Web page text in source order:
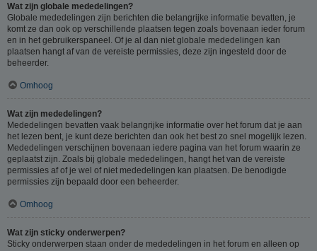
Wat zijn globale mededelingen?
Globale mededelingen zijn berichten die belangrijke informatie bevatten, je
komt ze dan ook op verschillende plaatsen tegen zoals bovenaan ieder forum
en in het gebruikerspaneel. Of je al dan niet globale mededelingen kan
plaatsen hangt af van de vereiste permissies, deze zijn ingesteld door de
beheerder.
Omhoog
Wat zijn mededelingen?
Mededelingen bevatten vaak belangrijke informatie over het forum dat je aan
het lezen bent, je kunt deze berichten dan ook het best zo snel mogelijk lezen.
Mededelingen verschijnen bovenaan iedere pagina van het forum waarin ze
geplaatst zijn. Zoals bij globale mededelingen, hangt het van de vereiste
permissies af of je wel of niet mededelingen kan plaatsen. De benodigde
permissies zijn bepaald door een beheerder.
Omhoog
Wat zijn sticky onderwerpen?
Sticky onderwerpen staan onder de mededelingen in het forum en alleen op